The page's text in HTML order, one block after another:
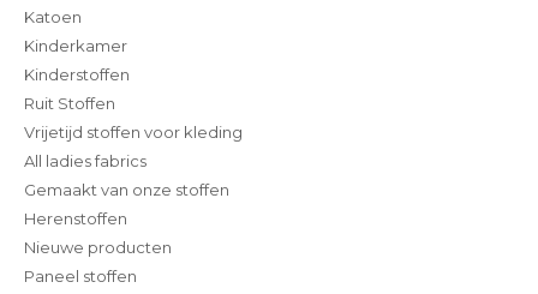
Katoen
Kinderkamer
Kinderstoffen
Ruit Stoffen
Vrijetijd stoffen voor kleding
All ladies fabrics
Gemaakt van onze stoffen
Herenstoffen
Nieuwe producten
Paneel stoffen